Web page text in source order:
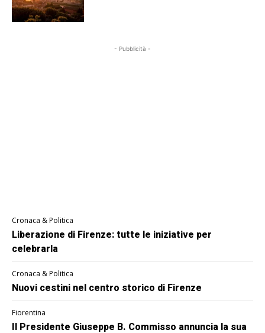
- Pubblicità -
Cronaca & Politica
Liberazione di Firenze: tutte le iniziative per
celebrarla
Cronaca & Politica
Nuovi cestini nel centro storico di Firenze
Fiorentina
Il Presidente Giuseppe B. Commisso annuncia la sua